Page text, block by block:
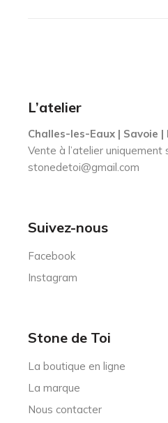
L’atelier
Challes-les-Eaux | Savoie |
Vente à l’atelier uniquement
stonedetoi@gmail.com
Suivez-nous
Facebook
Instagram
Stone de Toi
La boutique en ligne
La marque
Nous contacter